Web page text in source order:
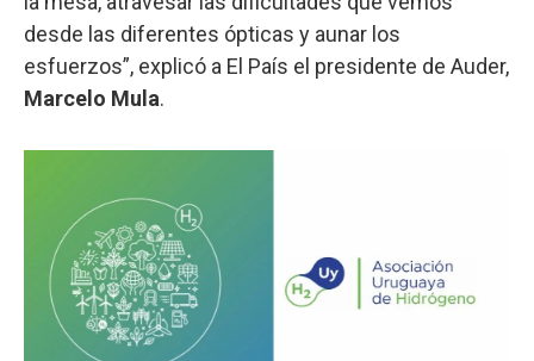
desde las diferentes ópticas y aunar los
esfuerzos”, explicó a El País el presidente de Auder,
Marcelo Mula.